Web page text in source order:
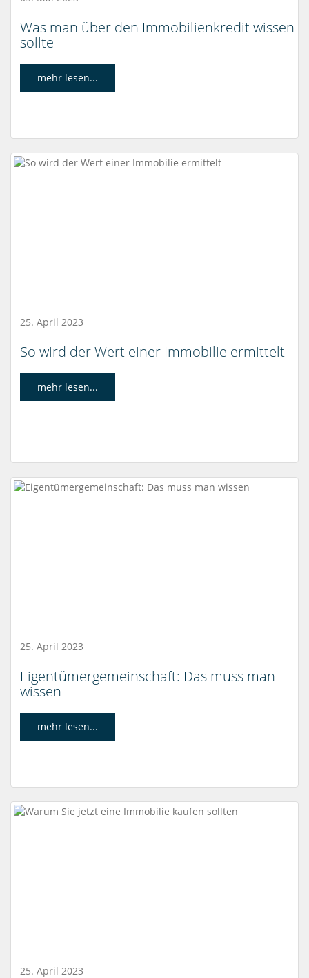
Was man über den Immobilienkredit wissen
sollte
mehr lesen...
25. April 2023
So wird der Wert einer Immobilie ermittelt
mehr lesen...
25. April 2023
Eigentümergemeinschaft: Das muss man
wissen
mehr lesen...
25. April 2023